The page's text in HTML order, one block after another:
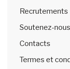
Recrutements
Soutenez-nous
Contacts
Termes et